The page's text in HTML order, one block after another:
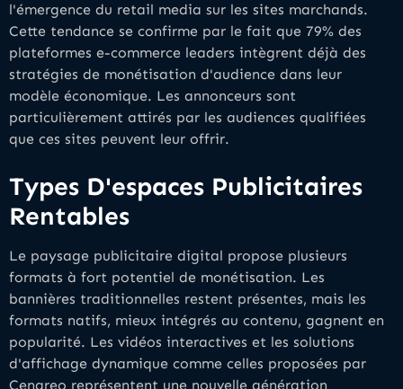
l'émergence du retail media sur les sites marchands.
Cette tendance se confirme par le fait que 79% des
plateformes e-commerce leaders intègrent déjà des
stratégies de monétisation d'audience dans leur
modèle économique. Les annonceurs sont
particulièrement attirés par les audiences qualifiées
que ces sites peuvent leur offrir.
Types D'espaces Publicitaires
Rentables
Le paysage publicitaire digital propose plusieurs
formats à fort potentiel de monétisation. Les
bannières traditionnelles restent présentes, mais les
formats natifs, mieux intégrés au contenu, gagnent en
popularité. Les vidéos interactives et les solutions
d'affichage dynamique comme celles proposées par
Cenareo représentent une nouvelle génération